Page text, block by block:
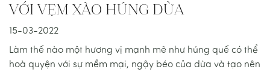
VỚI VẸM XÀO HÚNG DỪA
15-03-2022
Làm thế nào một hương vị mạnh mẽ như húng quế có thể
hoà quyện với sự mềm mại, ngậy béo của dừa và tạo nên